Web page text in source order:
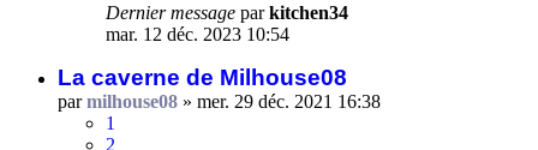
Dernier message parkitchen34
mar. 12 déc. 2023 10:54
La caverne de Milhouse08
parmilhouse08 » mer. 29 déc. 2021 16:38
1
2